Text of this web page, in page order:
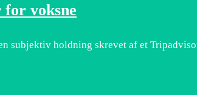
voksne
subjektiv holdning skrevet af et